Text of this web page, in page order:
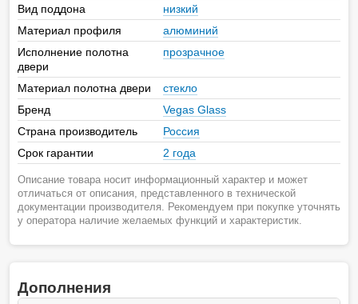
Вид поддона
низкий
Материал профиля
алюминий
Исполнение полотна
двери
прозрачное
Материал полотна двери
стекло
Бренд
Vegas Glass
Страна производитель
Россия
Срок гарантии
2 года
Описание товара носит информационный характер и может
отличаться от описания, представленного в технической
документации производителя. Рекомендуем при покупке уточнять
у оператора наличие желаемых функций и характеристик.
Дополнения